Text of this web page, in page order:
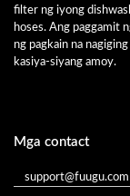
filter ng iyong
hoses. Ang paggamit
ng pagkain na
kasiya-siyang amoy.
Mga contact
support@fuugu.com